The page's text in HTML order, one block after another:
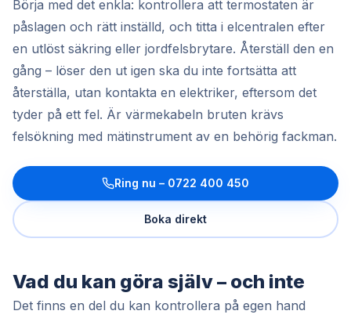
Börja med det enkla: kontrollera att termostaten är
påslagen och rätt inställd, och titta i elcentralen efter
en utlöst säkring eller jordfelsbrytare. Återställ den en
gång – löser den ut igen ska du inte fortsätta att
återställa, utan kontakta en elektriker, eftersom det
tyder på ett fel. Är värmekabeln bruten krävs
felsökning med mätinstrument av en behörig fackman.
Ring nu – 0722 400 450
Boka direkt
Vad du kan göra själv – och inte
Det finns en del du kan kontrollera på egen hand